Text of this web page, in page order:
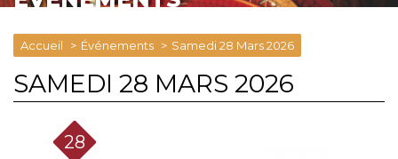
Accueil Événements Samedi 28 Mars 2026
SAMEDI 28 MARS 2026
28